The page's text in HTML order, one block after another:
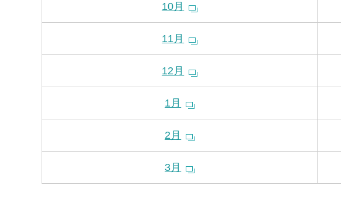
10月
11月
12月
1月
2月
3月